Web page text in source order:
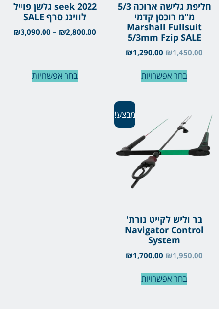
חליפת גלישה ארוכה 5/3
מ"מ רוכסן קדמי
Marshall Fullsuit
5/3mm Fzip SALE
₪1,450.00
₪1,290.00
בחר אפשרויות
seek 2022 גלשן פוייל
לווינג סרף SALE
₪2,800.00
–
₪3,090.00
בחר אפשרויות
מבצע!
בר וליש לקייט נורת'
Navigator Control
System
₪1,950.00
₪1,700.00
בחר אפשרויות